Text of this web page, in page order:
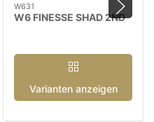
W631
W6 FINESSE SHAD 2ND
Varianten anzeigen